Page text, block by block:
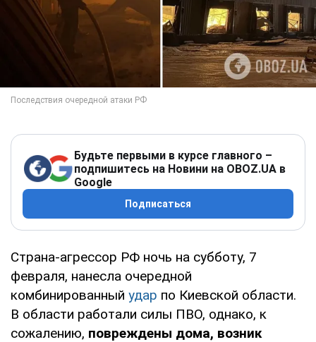
Будьте первыми в курсе главного –
подпишитесь на Новини на OBOZ.UA в
Google
Подписаться
Страна-агрессор РФ ночь на субботу, 7
февраля, нанесла очередной
комбинированный удар по Киевской области.
В области работали силы ПВО, однако, к
сожалению, повреждены дома, возник